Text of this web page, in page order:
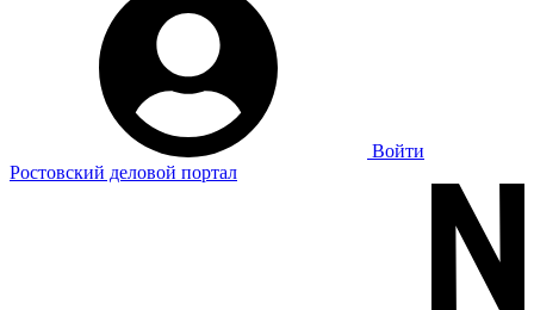
Войти
Ростовский деловой портал